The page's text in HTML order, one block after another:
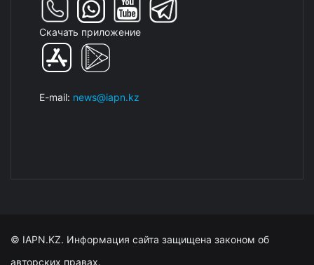
Скачать приложение
E-mail: news@iapn.kz
© IAPN.KZ. Информация сайта защищена законом об
авторских правах.